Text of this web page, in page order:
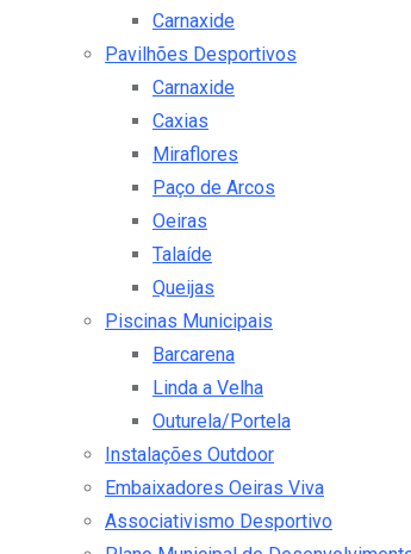
Carnaxide
Pavilhões Desportivos
Carnaxide
Caxias
Miraflores
Paço de Arcos
Oeiras
Talaíde
Queijas
Piscinas Municipais
Barcarena
Linda a Velha
Outurela/Portela
Instalações Outdoor
Embaixadores Oeiras Viva
Associativismo Desportivo